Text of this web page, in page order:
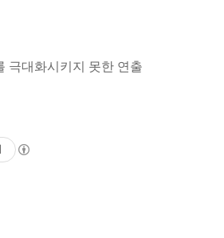
극대화시키지 못한 연출